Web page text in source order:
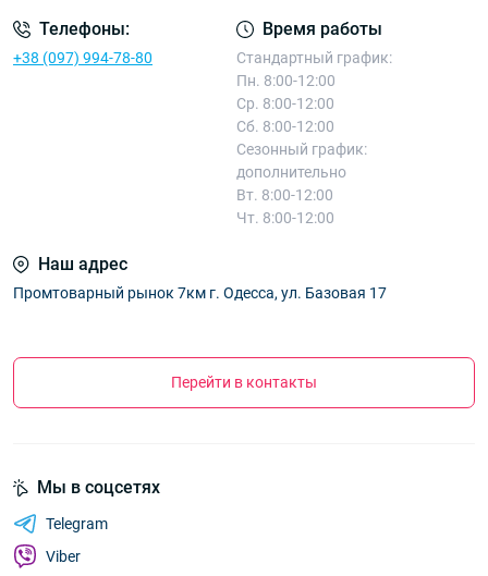
Телефоны:
+38 (097) 994-78-80
Время работы
Стандартный график:
Пн. 8:00-12:00
Ср. 8:00-12:00
Сб. 8:00-12:00
Сезонный график:
дополнительно
Вт. 8:00-12:00
Чт. 8:00-12:00
Наш адрес
Промтоварный рынок 7км г. Одесса, ул. Базовая 17
Перейти в контакты
Мы в соцсетях
Telegram
Viber